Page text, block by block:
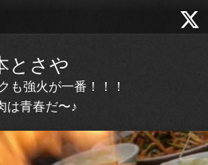
とさや
も強火が一番！！！
は青春だ〜♪